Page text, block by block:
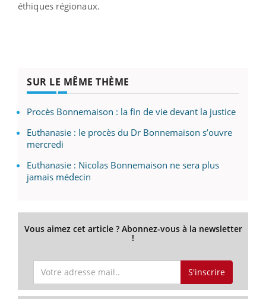
éthiques régionaux.
SUR LE MÊME THÈME
Procès Bonnemaison : la fin de vie devant la justice
Euthanasie : le procès du Dr Bonnemaison s’ouvre
mercredi
Euthanasie : Nicolas Bonnemaison ne sera plus
jamais médecin
Vous aimez cet article ? Abonnez-vous à la newsletter
!
S'inscrire